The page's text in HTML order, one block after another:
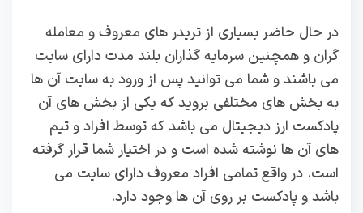
در حال حاضر بسیاری از تریدر های معروف و معامله
گران و همچنین سرمایه گذاران بلند مدت دارای سایت
می باشند و شما می توانید پس از ورود به سایت آن ها
به بخش‌ های مختلفی بروید که یکی از بخش‌ های آن
پادکست ارز دیجیتال می باشد که توسط افراد و تیم‌
های آن ها نوشته شده است و در اختیار شما قرار گرفته
است. در واقع تمامی افراد معروف دارای سایت می
باشد و پادکست بر روی آن ها وجود دارد.